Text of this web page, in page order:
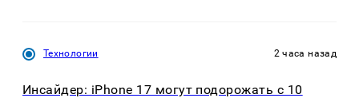
Технологии 2 часа назад
Инсайдер: iPhone 17 могут подорожать с 10